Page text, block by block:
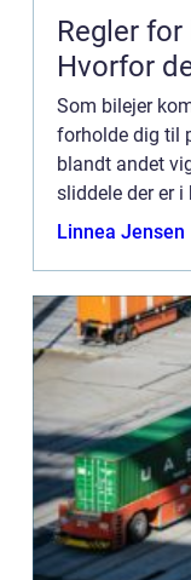
Regler
Hvorfor
Som bilejer
forholde dig til
blandt andet
sliddele der er
bilen får den
Linnea Jensen